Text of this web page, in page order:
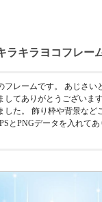
ラキラヨコフレー
フレームです。 あじさい
してありがとうございま
した。 飾り枠や背景など
とPNGデータを入れて